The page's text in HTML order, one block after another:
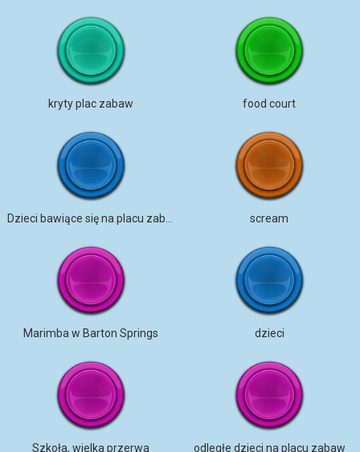
kryty plac zabaw food court
scream
Marimba w Barton Springs dzieci
Szkoła, wielka przerwa odległe dzieci na placu zabaw